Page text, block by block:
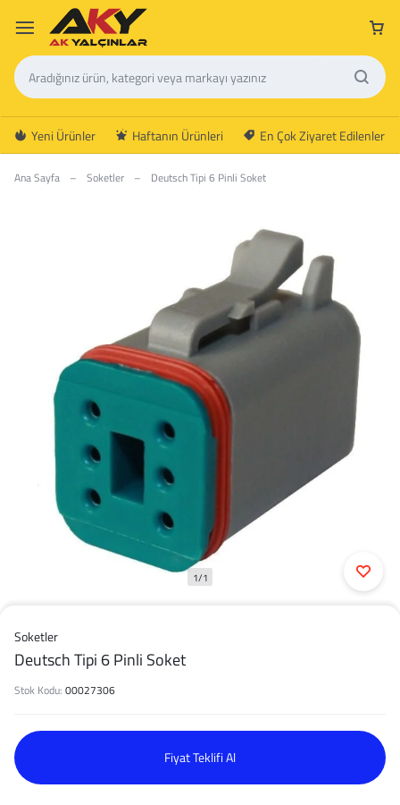
Yeni Ürünler Haftanın Ürünleri En Çok Ziyaret Edilenler
Ana Sayfa – Soketler – Deutsch Tipi 6 Pinli Soket
1/1
Soketler
Deutsch Tipi 6 Pinli Soket
Stok Kodu: 00027306
Fiyat Teklifi Al